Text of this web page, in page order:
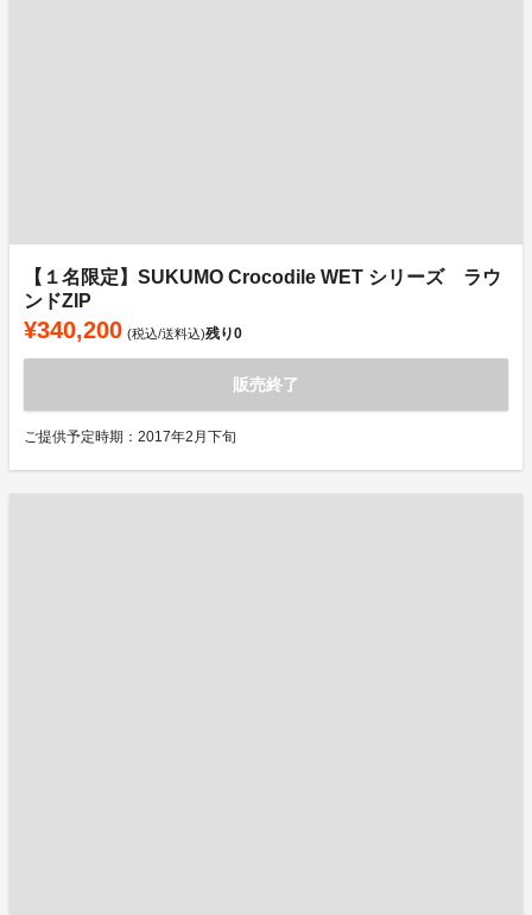
【１名限定】SUKUMO Crocodile WET シリーズ ラウ
ンドZIP
¥340,200 (税込/送料込)残り0
販売終了
ご提供予定時期：2017年2月下旬